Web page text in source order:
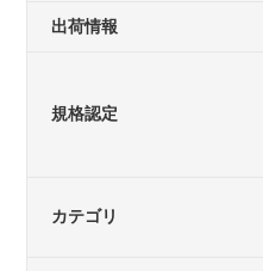
出荷情報
規格認定
カテゴリ